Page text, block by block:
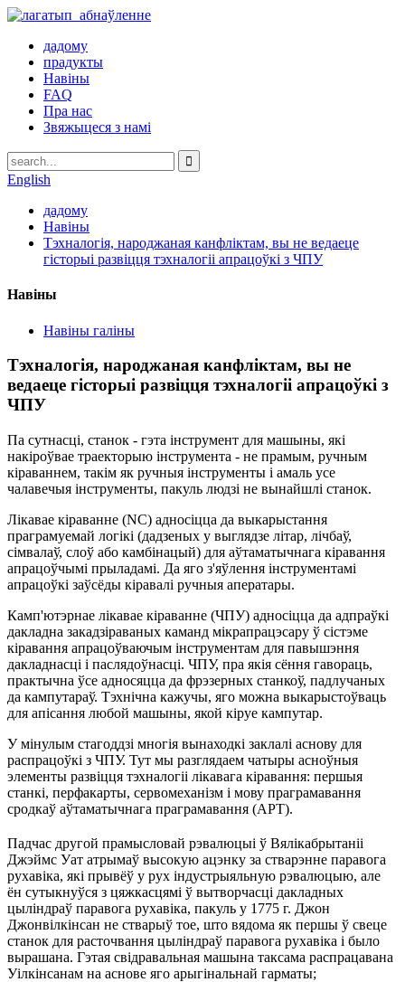
дадому
прадукты
Навіны
FAQ
Пра нас
Звяжыцеся з намі
English
дадому
Навіны
Тэхналогія, народжаная канфліктам, вы не ведаеце
гісторыі развіцця тэхналогіі апрацоўкі з ЧПУ
Навіны
Навіны галіны
Тэхналогія, народжаная канфліктам, вы не
ведаеце гісторыі развіцця тэхналогіі апрацоўкі з
ЧПУ
Па сутнасці, станок - гэта інструмент для машыны, які
накіроўвае траекторыю інструмента - не прамым, ручным
кіраваннем, такім як ручныя інструменты і амаль усе
чалавечыя інструменты, пакуль людзі не вынайшлі станок.
Лікавае кіраванне (NC) адносіцца да выкарыстання
праграмуемай логікі (дадзеных у выглядзе літар, лічбаў,
сімвалаў, слоў або камбінацый) для аўтаматычнага кіравання
апрацоўчымі прыладамі. Да яго з'яўлення інструментамі
апрацоўкі заўсёды кіравалі ручныя аператары.
Камп'ютэрнае лікавае кіраванне (ЧПУ) адносіцца да адпраўкі
дакладна закадзіраваных каманд мікрапрацэсару ў сістэме
кіравання апрацоўваючым інструментам для павышэння
дакладнасці і паслядоўнасці. ЧПУ, пра якія сёння гавораць,
практычна ўсе адносяцца да фрэзерных станкоў, падлучаных
да кампутараў. Тэхнічна кажучы, яго можна выкарыстоўваць
для апісання любой машыны, якой кіруе кампутар.
У мінулым стагоддзі многія вынаходкі заклалі аснову для
распрацоўкі з ЧПУ. Тут мы разглядаем чатыры асноўныя
элементы развіцця тэхналогіі лікавага кіравання: першыя
станкі, перфакарты, сервомеханізм і мову праграмавання
сродкаў аўтаматычнага праграмавання (APT).
Падчас другой прамысловай рэвалюцыі ў Вялікабрытаніі
Джэймс Уат атрымаў высокую ацэнку за стварэнне паравога
рухавіка, які прывёў у рух індустрыяльную рэвалюцыю, але
ён сутыкнуўся з цяжкасцямі ў вытворчасці дакладных
цыліндраў паравога рухавіка, пакуль у 1775 г. Джон
Джонвілкінсан не стварыў тое, што вядома як першы ў свеце
станок для расточвання цыліндраў паравога рухавіка і было
вырашана. Гэтая свідравальная машына таксама распрацавана
Уілкінсанам на аснове яго арыгінальнай гарматы;